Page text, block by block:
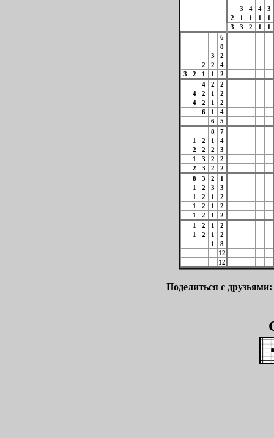
3 4 4
3
2
1 1 1
1
3
3 2 1
1
6
8
3
2
2
2
4
3
2 1 1
2
4
2
2
4
2 1
2
4
2 1
2
6
1
4
6
5
8
7
1
2 1
4
2
2 2
3
1
3 2
2
2
3 2
2
8
3 2
1
1
2 3
3
1
2 1
2
1
2 1
2
1
2 1
2
1
2 1
2
1
2 1
2
1
8
12
12
Поделиться с друзьями: